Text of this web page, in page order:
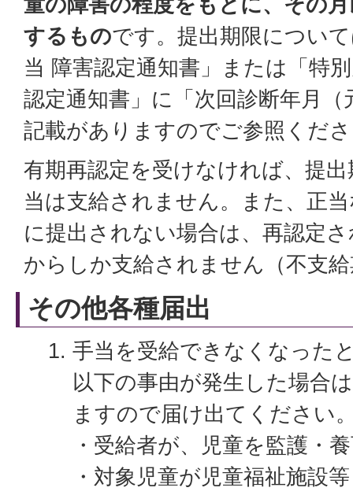
するものです。提出期限につい
当 障害認定通知書」または「特
認定通知書」に「次回診断年月
記載がありますのでご参照くだ
有期再認定を受けなければ、提
当は支給されません。また、正
に提出されない場合は、再認定
からしか支給されません（不支
その他各種届出
手当を受給できなくなった
以下の事由が発生した場合
ますので届け出てください
・受給者が、児童を監護・
・対象児童が児童福祉施設